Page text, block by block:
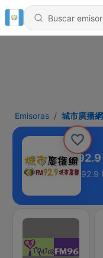
Emisoras 城市廣播
城市廣播網 FM 92.9
92.9